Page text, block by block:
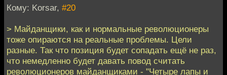
Кому: Korsar, #20
> Майданщики, как и нормальные революционеры
тоже опираются на реальные проблемы. Цели
разные. Так что позиция будет сопадать ещё не раз,
что немедленно будет давать повод считать
революционеров майданщиками - "Четыре лапы и